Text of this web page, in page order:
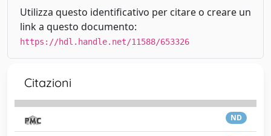
Utilizza questo identificativo per citare o creare un
link a questo documento:
https://hdl.handle.net/11588/653326
Citazioni
ND